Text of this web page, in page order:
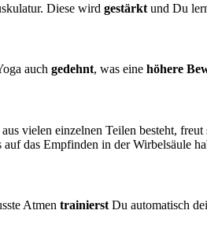
Diese wird gestärkt und Du
auch gedehnt, was eine höhere
aus vielen einzelnen Teilen besteht,
das Empfinden in der Wirbelsäule
Atmen trainierst Du automatisch